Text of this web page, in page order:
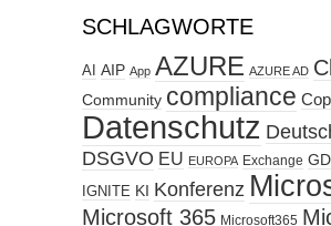
SCHLAGWORTE
AI AIP App AZURE AZURE AD
Community compliance
Datenschutz
DSGVO EU EUROPA Exchange
IGNITE KI Konferenz
Microsoft 365 Microsoft365